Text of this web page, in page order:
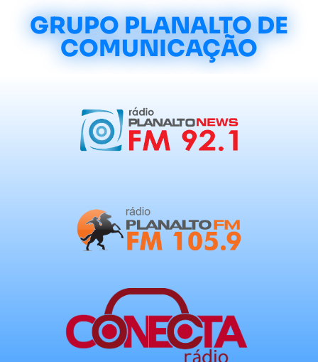
GRUPO PLANALTO DE
COMUNICAÇÃO